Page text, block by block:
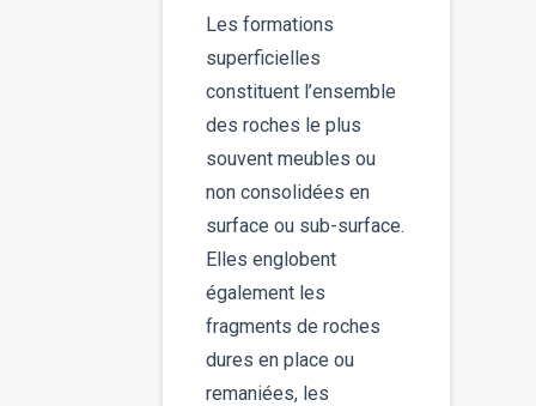
Les formations
superficielles
constituent l’ensemble
des roches le plus
souvent meubles ou
non consolidées en
surface ou sub-surface.
Elles englobent
également les
fragments de roches
dures en place ou
remaniées, les